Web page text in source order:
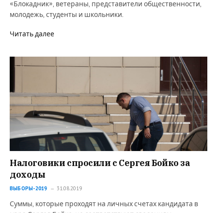
«Блокадник», ветераны, представители общественности,
молодежь, студенты и школьники.
Читать далее
Налоговики спросили с Сергея Бойко за
доходы
ВЫБОРЫ-2019 31.08.2019
Суммы, которые проходят на личных счетах кандидата в